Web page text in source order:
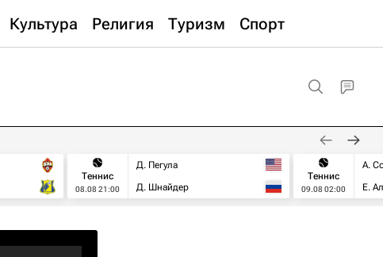
Культура Религия Туризм Спорт
Теннис
08.08 21:00
Д. Пегула
Д. Шнайдер
Теннис
09.08 02:00
А.
Е.